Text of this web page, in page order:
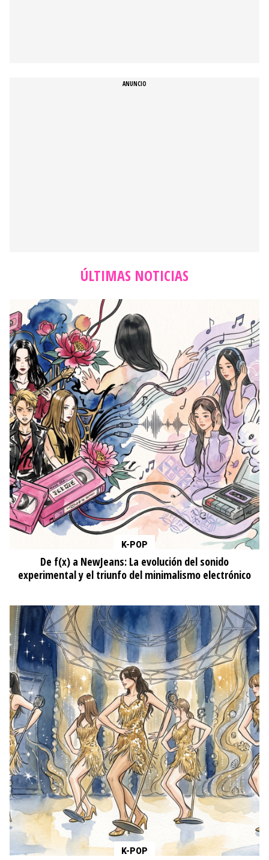
ÚLTIMAS NOTICIAS
K-POP
De f(x) a NewJeans: La evolución del sonido
experimental y el triunfo del minimalismo electrónico
K-POP